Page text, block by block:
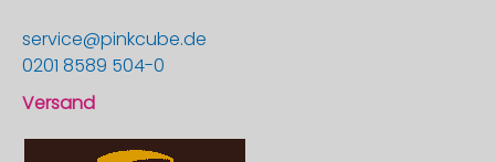
service@pinkcube.de
0201 8589 504-0
Versand